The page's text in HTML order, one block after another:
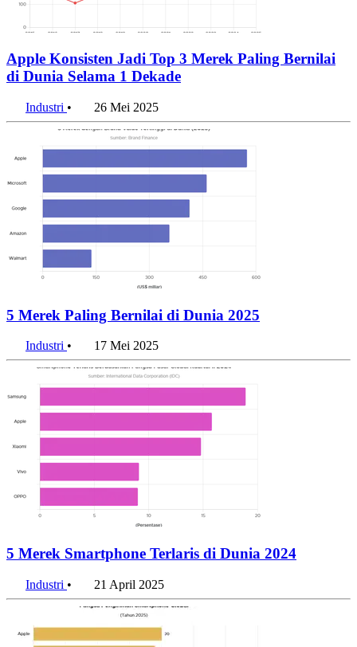
Apple Konsisten Jadi Top 3 Merek Paling Bernilai
Industri• 26 Mei 2025
5 Merek Paling Bernilai di Dunia 2025
Industri• 17 Mei 2025
Industri• 21 April 2025